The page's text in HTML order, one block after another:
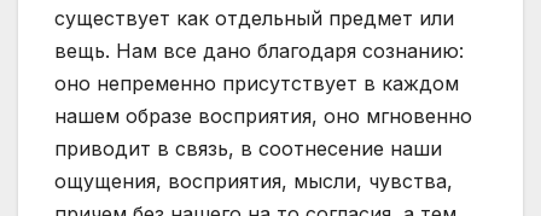
существует как отдельный предмет или
вещь. Нам все дано благодаря сознанию:
оно непременно присутствует в каждом
нашем образе восприятия, оно мгновенно
приводит в связь, в соотнесение наши
ощущения, восприятия, мысли, чувства,